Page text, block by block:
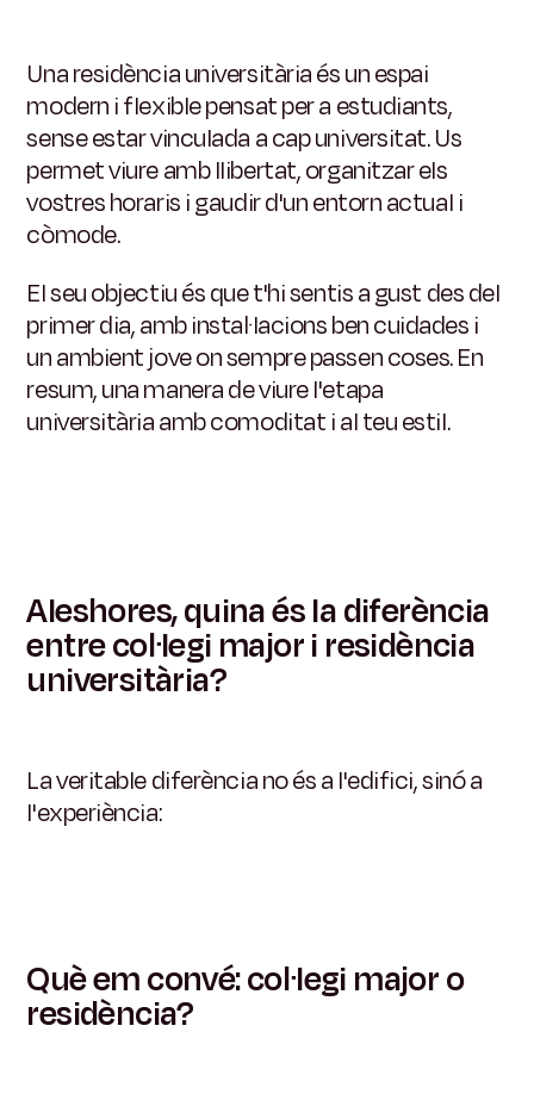
Una residència universitària és un espai
modern i flexible pensat per a estudiants,
sense estar vinculada a cap universitat. Us
permet viure amb llibertat, organitzar els
vostres horaris i gaudir d'un entorn actual i
còmode.
El seu objectiu és que t'hi sentis a gust des del
primer dia, amb instal·lacions ben cuidades i
un ambient jove on sempre passen coses. En
resum, una manera de viure l'etapa
universitària amb comoditat i al teu estil.
Aleshores, quina és la diferència
entre col·legi major i residència
universitària?
La veritable diferència no és a l'edifici, sinó a
l'experiència:
Què em convé: col·legi major o
residència?